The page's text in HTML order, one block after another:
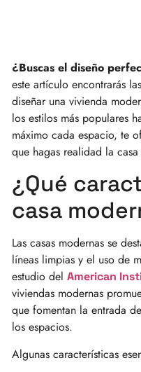
¿Buscas el diseño
este artículo encontrarás
diseñar una vivienda
los estilos más populares
máximo cada espacio, te
que hagas realidad la casa
¿Qué
casa
Las casas modernas se
líneas limpias y el uso de
estudio del American
viviendas modernas
que fomentan la entrada
los espacios.
Algunas características